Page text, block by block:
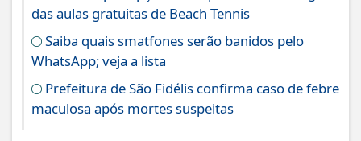
das aulas gratuitas de Beach Tennis
Saiba quais smatfones serão banidos pelo
WhatsApp; veja a lista
Prefeitura de São Fidélis confirma caso de febre
maculosa após mortes suspeitas